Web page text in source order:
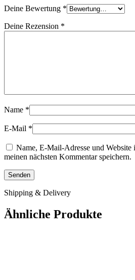
Deine Bewertung *
Deine Rezension *
Name *
E-Mail *
Name, E-Mail-Adresse und Website
meinen nächsten Kommentar speichern.
Shipping & Delivery
Ähnliche Produkte